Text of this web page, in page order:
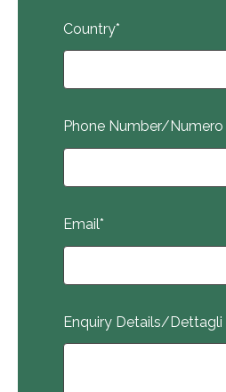
Country*
Phone Number/
Email*
Enquiry Details/Dettagli